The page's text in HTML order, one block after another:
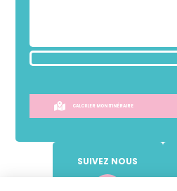
CALCULER MON ITINÉRAIRE
SUIVEZ NOUS